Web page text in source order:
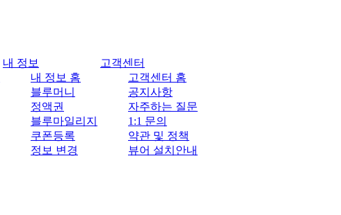
내 정보
내 정보 홈
블루머니
정액권
블루마일리지
쿠폰등록
정보 변경
고객센터
고객센터 홈
공지사항
자주하는 질문
1:1 문의
약관 및 정책
뷰어 설치안내